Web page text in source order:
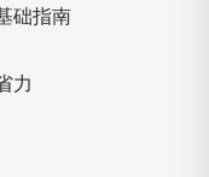
础指南
力